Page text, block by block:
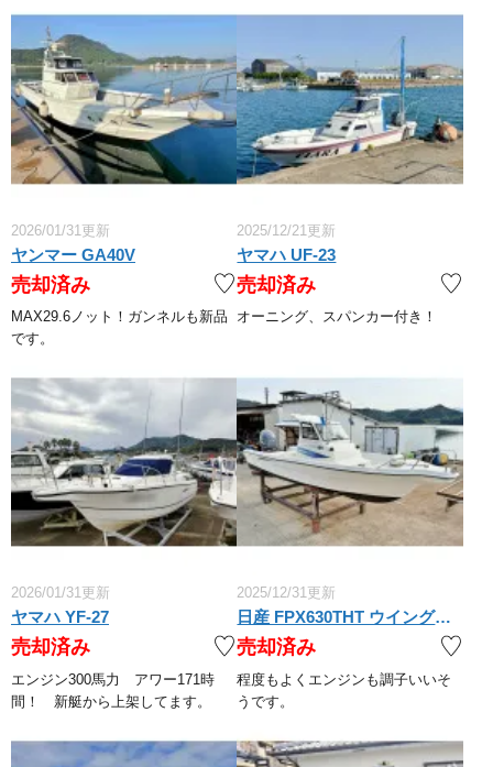
2026/01/31更新
ヤンマー GA40V
売却済み
MAX29.6ノット！ガンネルも新品
です。
2025/12/21更新
ヤマハ UF-23
売却済み
オーニング、スパンカー付き！
2026/01/31更新
ヤマハ YF-27
売却済み
エンジン300馬力 アワー171時
間！ 新艇から上架してます。
2025/12/31更新
日産 FPX630THT ウイングフィッシャー
売却済み
程度もよくエンジンも調子いいそ
うです。